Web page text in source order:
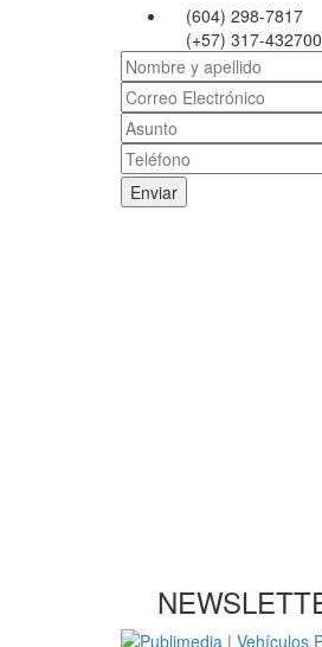
(604) 298-7817
(+57) 317-